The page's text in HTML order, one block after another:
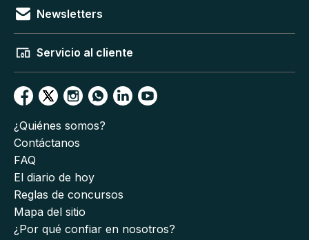
Newsletters
Servicio al cliente
¿Quiénes somos?
Contáctanos
FAQ
El diario de hoy
Reglas de concursos
Mapa del sitio
¿Por qué confiar en nosotros?